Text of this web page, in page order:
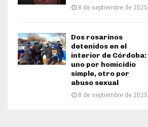
8 de septiembre de 2025
Dos rosarinos
detenidos en el
interior de Córdoba:
uno por homicidio
simple, otro por
abuso sexual
8 de septiembre de 2025